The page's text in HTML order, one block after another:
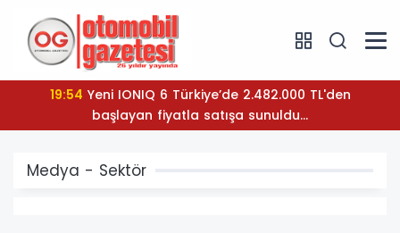
19:54
başlayan fiyatla satışa sunuldu...
Medya - Sektör